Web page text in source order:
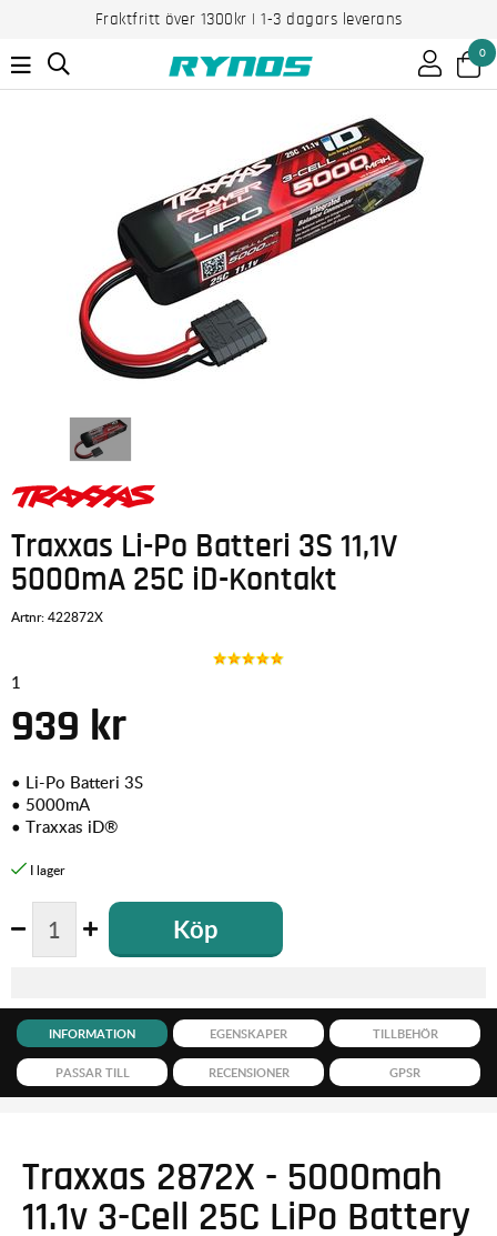
Fraktfritt över 1300kr | 1-3 dagars leverans
0
Traxxas Li-Po Batteri 3S 11,1V
5000mA 25C iD-Kontakt
Artnr:422872X
1
939 kr
• Li-Po Batteri 3S
• 5000mA
• Traxxas iD®
Köp
INFORMATION EGENSKAPER TILLBEHÖR
PASSAR TILL RECENSIONER GPSR
Traxxas 2872X - 5000mah
11.1v 3-Cell 25C LiPo Battery